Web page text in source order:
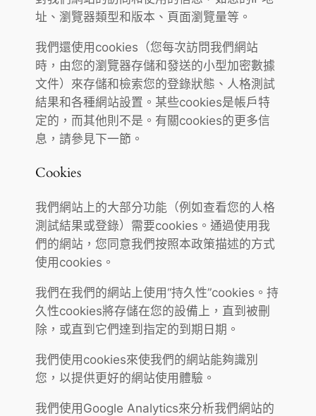
址、瀏覽器類型和版本、頁面瀏覽量等。
我們還使用cookies（您每次訪問我們網站
時，由您的瀏覽器存儲和發送的小型加密數據
文件）來存儲和檢索您的登錄狀態、人格測試
結果和各種網站設置。某些cookies是帳戶特
定的，而其他則不是。有關cookies的更多信
息，請參見下一節。
Cookies
我們網站上的大部分功能（例如查看您的人格
測試結果或登錄）需要cookies。通過使用我
們的網站，您同意我們按照本政策描述的方式
使用cookies。
我們在我們的網站上使用“持久性”cookies。持
久性cookies將存儲在您的設備上，直到被刪
除，或直到它們達到指定的到期日期。
我們使用cookies來使我們的網站能夠識別
您，以提供更好的網站使用體驗。
我們使用Google Analytics來分析我們網站的